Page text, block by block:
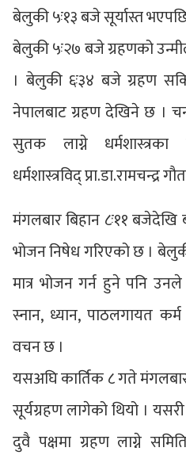
बेलुकी ५ः१३ बजे सूर्यास्त
बेलुकी ५ः२७ बजे ग्रहणको
। बेलुकी ६ः३४ बजे ग्रहण
नेपालबाट ग्रहण देखिने छ ।
सुतक लाग्ने
धर्मशास्त्रविद् प्रा.डा.रामचन्द्र
मंगलबार बिहान ८ः११ बजेदेखि
भोजन निषेध गरिएको छ ।
मात्र भोजन गर्न हुने पनि
स्नान, ध्यान, पाठलगायत
वचन छ ।
यसअघि कार्तिक ८ गते
सूर्यग्रहण लागेको थियो ।
दुवै पक्षमा ग्रहण लाग्ने